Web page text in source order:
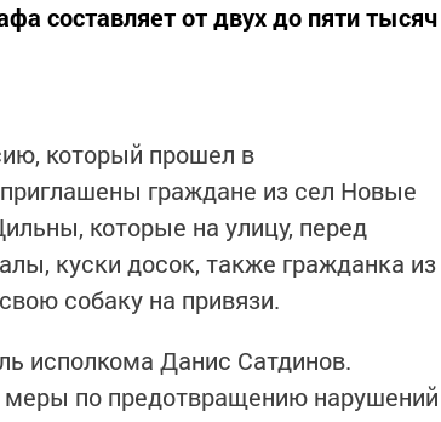
составляет от двух до пяти тысяч
который прошел в
граждане из сел Новые
которые на улицу, перед
куски досок, также гражданка из
собаку на привязи.
исполкома Данис Сатдинов.
по предотвращению нарушений